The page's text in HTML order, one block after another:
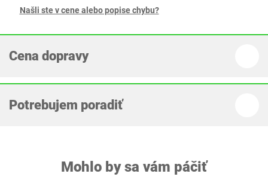
Našli ste v cene alebo popise chybu?
Cena dopravy
Potrebujem poradiť
Mohlo by sa vám páčiť